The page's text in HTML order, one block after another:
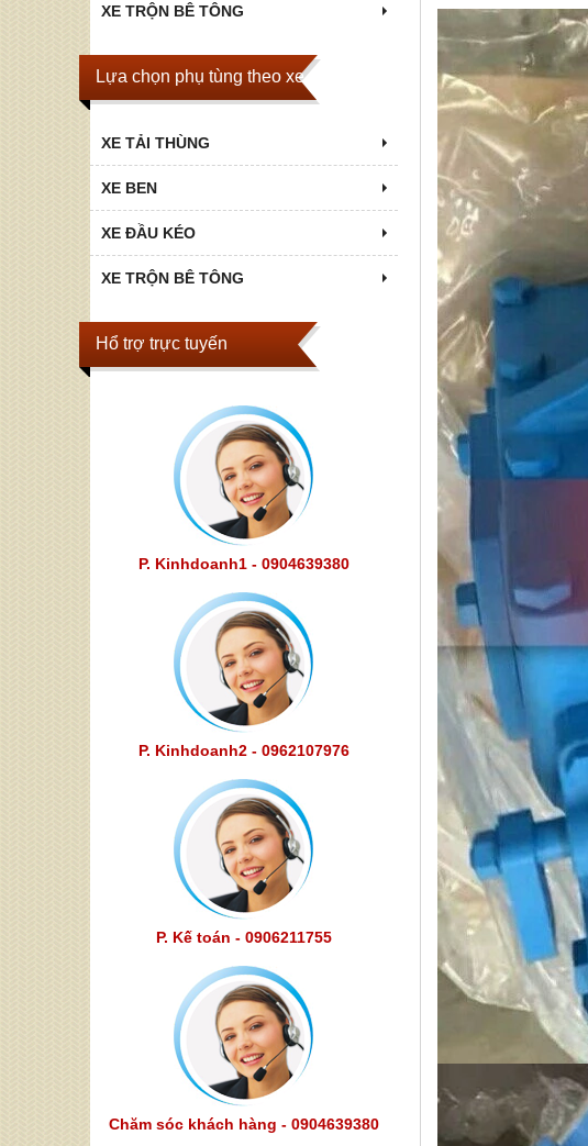
XE TRỘN BÊ TÔNG
Lựa chọn phụ tùng theo xe
XE TẢI THÙNG
XE BEN
XE ĐẦU KÉO
XE TRỘN BÊ TÔNG
Hổ trợ trực tuyến
P. Kinhdoanh1 - 0904639380
P. Kinhdoanh2 - 0962107976
P. Kế toán - 0906211755
Chăm sóc khách hàng - 0904639380